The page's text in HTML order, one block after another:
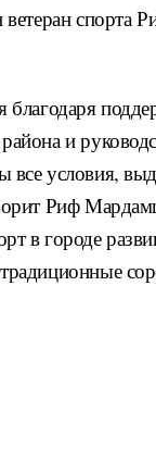
ветеран
благодаря
и
условия,
Риф
в городе